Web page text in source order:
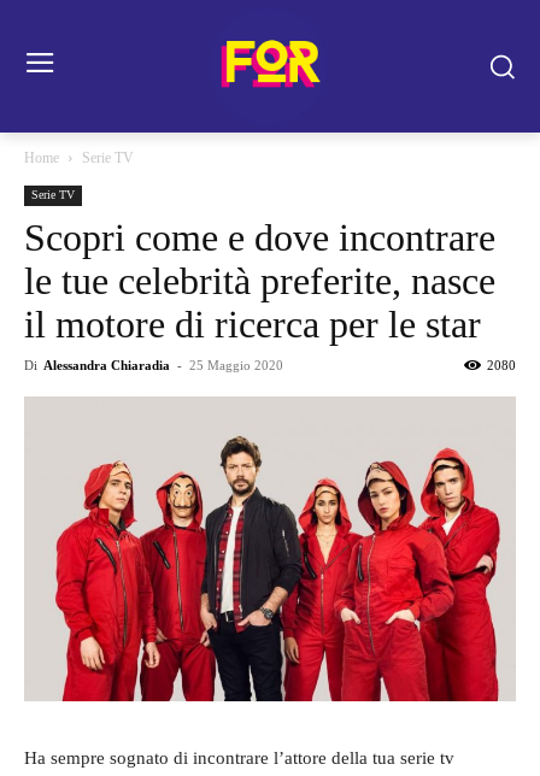
Home Serie TV
Serie TV
Scopri come e dove incontrare
le tue celebrità preferite, nasce
il motore di ricerca per le star
Di Alessandra Chiaradia - 25 Maggio 2020 2080
Ha sempre sognato di incontrare l’attore della tua serie tv